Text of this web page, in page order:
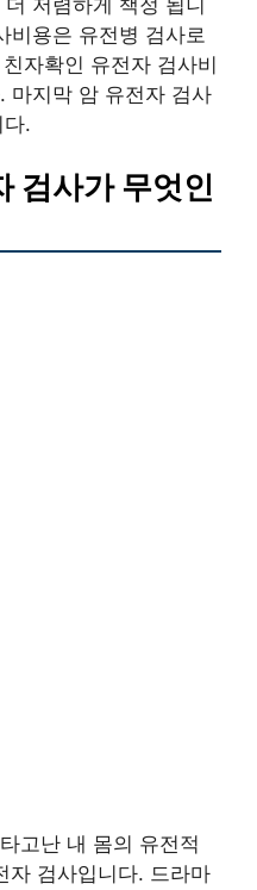
비용은 유전병 검사로
자확인 유전자 검사비
마지막 암 유전자 검사
.
검사가 무엇인
고난 내 몸의 유전적
자 검사입니다. 드라마